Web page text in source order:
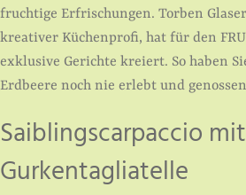
fruchtige Erfrischungen. Torben
kreativer Küchenprofi, hat für den
exklusive Gerichte kreiert. So haben
Erdbeere noch nie erlebt und
Saiblingscarpaccio mit
Gurkentagliatelle